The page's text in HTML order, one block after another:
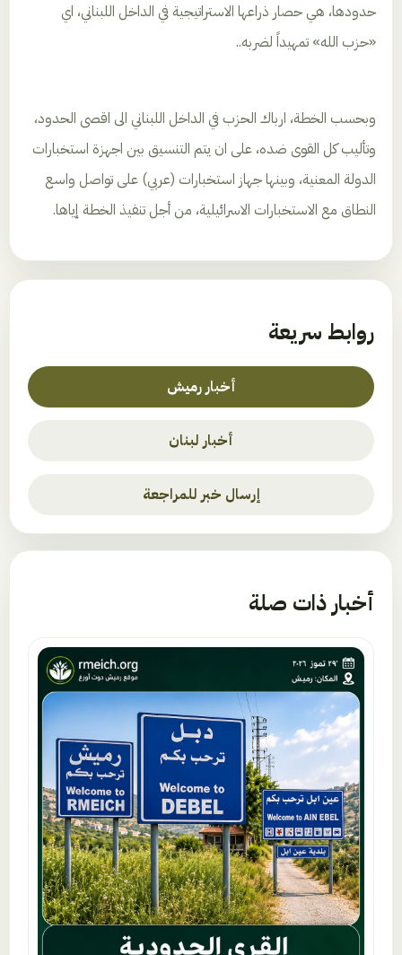
حدودها، هي حصار ذراعها الاستراتيجية في الداخل اللبناني، اي
«حزب الله» تمهيداً لضربه..
وبحسب الخطة، ارباك الحزب في الداخل اللبناني الى اقصى الحدود،
وتأليب كل القوى ضده، على ان يتم التنسيق بين اجهزة استخبارات
الدولة المعنية، وبينها جهاز استخبارات (عربي) على تواصل واسع
النطاق مع الاستخبارات الاسرائيلية، من أجل تنفيذ الخطة إياها.
روابط سريعة
أخبار رميش
أخبار لبنان
إرسال خبر للمراجعة
أخبار ذات صلة